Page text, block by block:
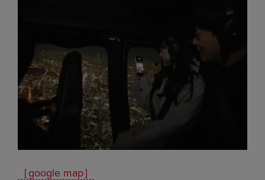
［google map］